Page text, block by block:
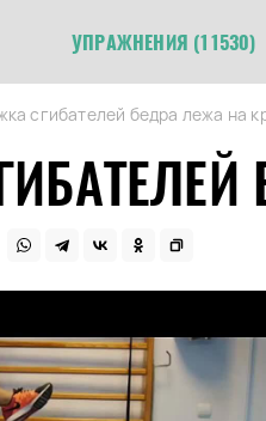
УПРАЖНЕНИЯ (11530)
сгибателей бедра лежа на